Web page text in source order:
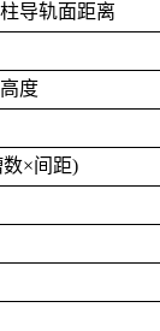
导轨面距离
度
×间距)